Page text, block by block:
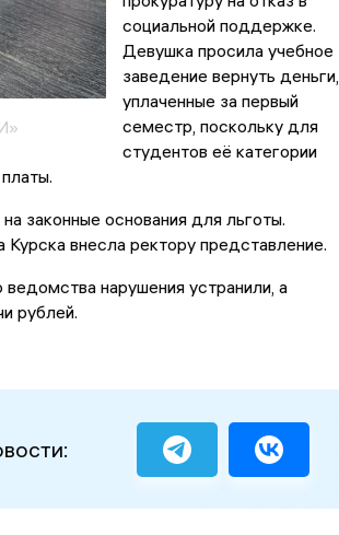
социальной поддержке.
Девушка просила учебное
заведение вернуть деньги,
уплаченные за первый
семестр, поскольку для
студентов её категории
законные основания для льготы.
внесла ректору представление.
нарушения устранили, а
рублей.